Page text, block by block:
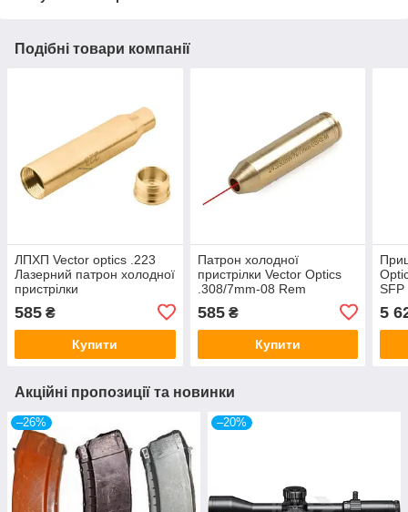
Подібні товари компанії
ЛПХП Vector optics .223
Лазерний патрон холодної
пристрілки
585 ₴
Купити
Патрон холодної
пристрілки Vector Optics
.308/7mm-08 Rem
585₴
Купити
SFP
5
Акційні пропозиції та новинки
–26% –20%